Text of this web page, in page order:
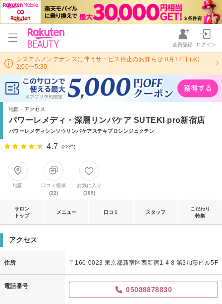
会員登録 ログイン
システムメンテナンスに伴うサービス停止のお知らせ 8月12日 (水)
2:00〜5:30
地図・アクセス
パワーレメディ・深層リンパケア SUTEKI pro新宿店
パワーレメディシンソウリンパケアステキプロシンジュクテン
4.7 (22件)
地図
口コミ投稿
(22)
お気に入り
(169)
サロン
トップ
メニュー 口コミ スタッフ
こだわり
特集
アクセス
住所 〒160-0023 東京都新宿区西新宿1-4-8 第3加藤ビル5F
電話番号 05088878830